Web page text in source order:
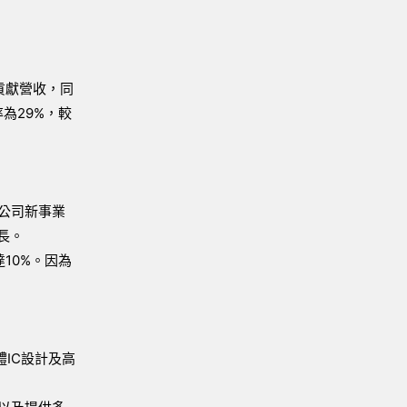
營收，同
29%，較
司新事業
。
。因為
IC設計及高